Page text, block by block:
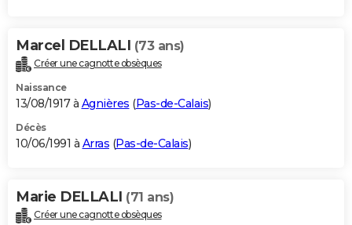
Marcel DELLALI (73 ans)
Créer une cagnotte obsèques
Naissance
13/08/1917 à Agnières (Pas-de-Calais)
Décès
10/06/1991 à Arras (Pas-de-Calais)
Marie DELLALI (71 ans)
Créer une cagnotte obsèques